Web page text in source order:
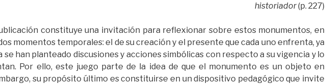
historiador(p. 227)
constituye una invitación para reflexionar sobre estos monumentos, en
momentos temporales: el de su creación y el presente que cada uno enfrenta, ya
se han planteado discusiones y acciones simbólicas con respecto a su vigencia y lo
Por ello, este juego parte de la idea de que el monumento es un objeto en
su propósito último es constituirse en un dispositivo pedagógico que invite